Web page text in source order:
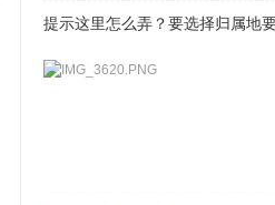
提示这里怎么弄？要选择归属地